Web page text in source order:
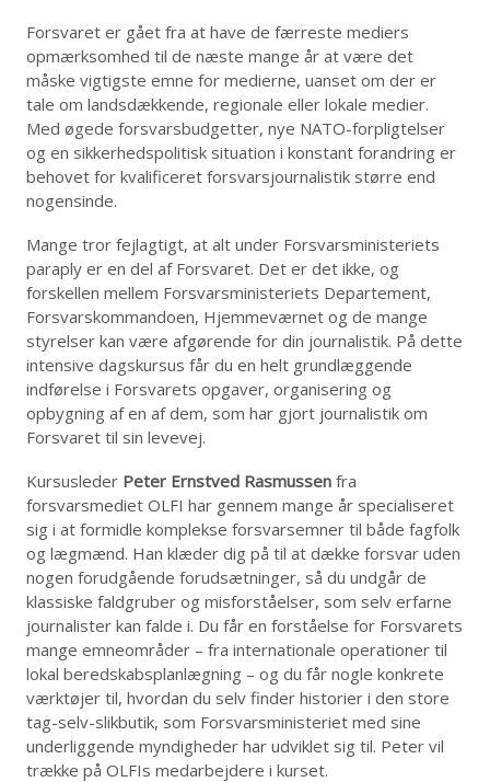
Forsvaret er gået fra at have de færreste mediers
opmærksomhed til de næste mange år at være det
måske vigtigste emne for medierne, uanset om der er
tale om landsdækkende, regionale eller lokale medier.
Med øgede forsvarsbudgetter, nye NATO-forpligtelser
og en sikkerhedspolitisk situation i konstant forandring er
behovet for kvalificeret forsvarsjournalistik større end
nogensinde.
Mange tror fejlagtigt, at alt under Forsvarsministeriets
paraply er en del af Forsvaret. Det er det ikke, og
forskellen mellem Forsvarsministeriets Departement,
Forsvarskommandoen, Hjemmeværnet og de mange
styrelser kan være afgørende for din journalistik. På dette
intensive dagskursus får du en helt grundlæggende
indførelse i Forsvarets opgaver, organisering og
opbygning af en af dem, som har gjort journalistik om
Forsvaret til sin levevej.
Kursusleder Peter Ernstved Rasmussen fra
forsvarsmediet OLFI har gennem mange år specialiseret
sig i at formidle komplekse forsvarsemner til både fagfolk
og lægmænd. Han klæder dig på til at dække forsvar uden
nogen forudgående forudsætninger, så du undgår de
klassiske faldgruber og misforståelser, som selv erfarne
journalister kan falde i. Du får en forståelse for Forsvarets
mange emneområder – fra internationale operationer til
lokal beredskabsplanlægning – og du får nogle konkrete
værktøjer til, hvordan du selv finder historier i den store
tag-selv-slikbutik, som Forsvarsministeriet med sine
underliggende myndigheder har udviklet sig til. Peter vil
trække på OLFIs medarbejdere i kurset.